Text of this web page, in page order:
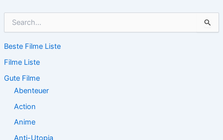
h
n
n
Beste Filme Liste
Filme Liste
Gute Filme
Abenteuer
Action
Anime
Anti-Utopia